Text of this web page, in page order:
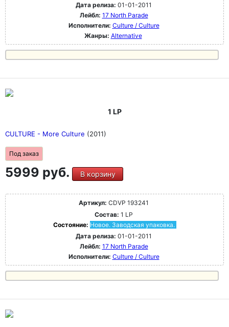
Дата релиза: 01-01-2011
Лейбл: 17 North Parade
Исполнители: Culture / Culture
Жанры: Alternative
1 LP
CULTURE - More Culture (2011)
Под заказ
5999 руб. В корзину
Артикул: CDVP 193241
Состав: 1 LP
Состояние: Новое. Заводская упаковка.
Дата релиза: 01-01-2011
Лейбл: 17 North Parade
Исполнители: Culture / Culture